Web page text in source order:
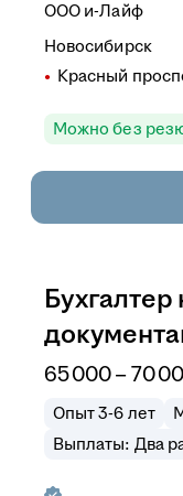
ООО и-Лайф
Новосибирск
Красный
Можно без
65 000–70
Опыт 3-6 лет
Выплаты: Два